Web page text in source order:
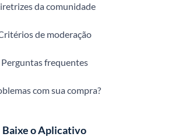
da comunidade
de moderação
Perguntas frequentes
com sua compra?
Baixe o Aplicativo